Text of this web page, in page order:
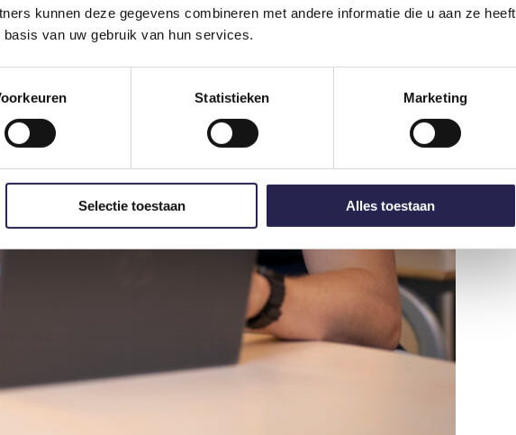
kunnen deze gegevens combineren met andere informatie die u aan ze heeft
van uw gebruik van hun services.
Statistieken Marketing
Selectie toestaan Alles toestaan